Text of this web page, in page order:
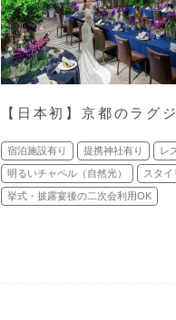
【日本初】京都のラグ
宿泊施設有り 提携神社有り レ
明るいチャペル（自然光） スタ
挙式・披露宴後の二次会利用OK